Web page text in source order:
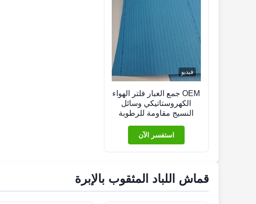
فيديو
OEM جمع الغبار فلتر الهواء
الكهروستاتيكي وسائل
النسيج مقاومة للرطوبة
استفسر الآن
قماش اللباد المثقوب بالإبرة